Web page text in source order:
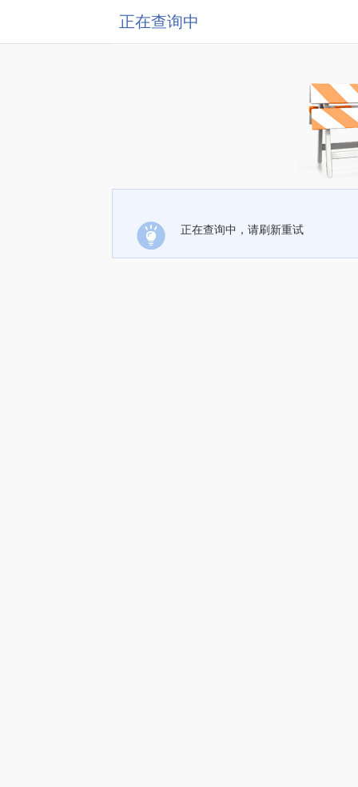
正在查询中
正在查询中，请刷新重试